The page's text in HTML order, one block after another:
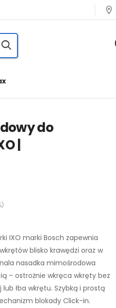
do
|
IXO marki Bosch zapewnia
blisko krawędzi oraz w
nasadka mimośrodowa
– ostrożnie wkręca wkręty bez
łba wkrętu. Szybką i prostą
blokady Click-in.